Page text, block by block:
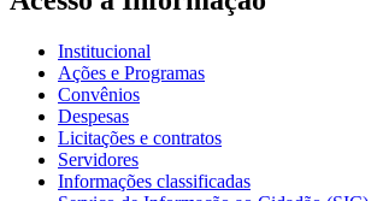
Institucional
Ações e Programas
Convênios
Despesas
Licitações e contratos
Servidores
Informações classificadas